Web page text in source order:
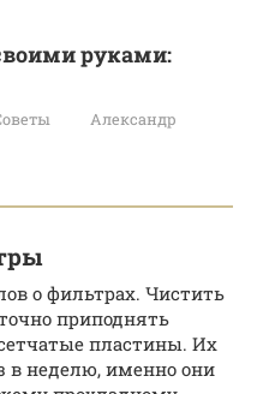
руками:
Александр
о фильтрах. Чистить
приподнять
пластины. Их
в неделю, именно они